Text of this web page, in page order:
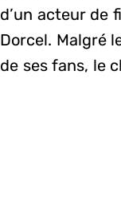
d’un acteur de
Dorcel. Malgré
de ses fans, le